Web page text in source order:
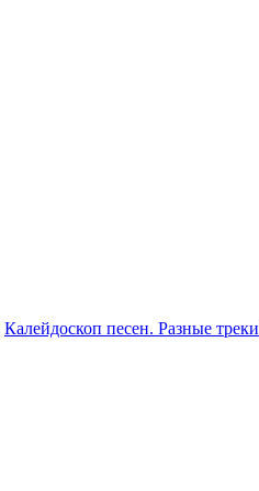
Калейдоскоп песен. Разные треки